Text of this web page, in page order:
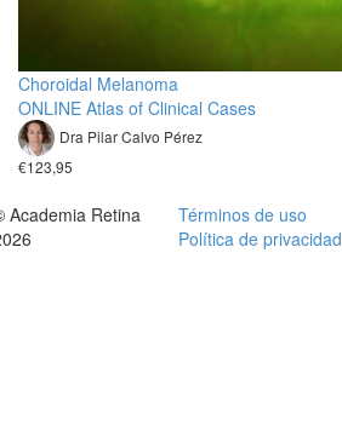
Choroidal Melanoma
ONLINE Atlas of Clinical Cases
Dra Pilar Calvo Pérez
€123,95
Academia Retina
Términos de uso
Política de privacidad